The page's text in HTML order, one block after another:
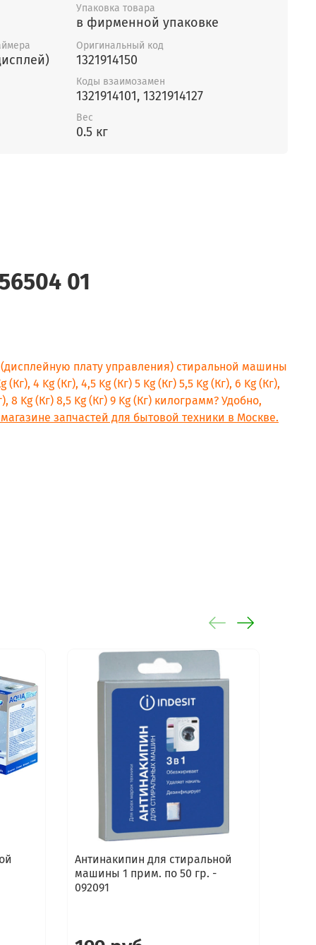
Упаковка товара
в фирменной упаковке
Оригинальный код
1321914150
Коды взаимозамен
1321914101, 1321914127
Вес
0.5 кг
01
(дисплейную плату управления) стиральной машины
4 Kg (Кг), 4,5 Kg (Кг) 5 Kg (Кг) 5,5 Kg (Кг), 6 Kg (Кг),
8 Kg (Кг) 8,5 Kg (Кг) 9 Kg (Кг) килограмм? Удобно,
запчастей для бытовой техники в Москве.
Антинакипин для стиральной
машины 1 прим. по 50 гр. -
092091